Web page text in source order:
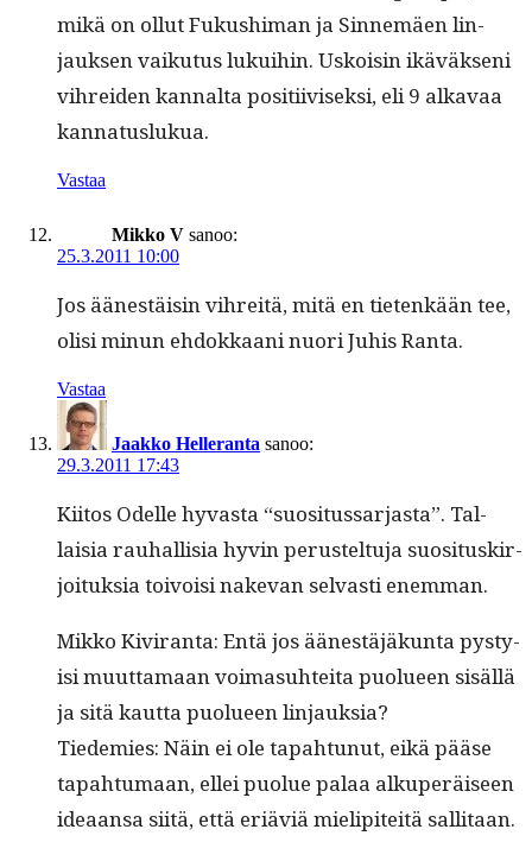
mikä on ollut Fukushi­man ja Sin­nemäen lin­
jauk­sen vaiku­tus lukui­hin. Uskoisin ikäväk­seni
vihrei­den kannal­ta posi­ti­ivisek­si, eli 9 alka­vaa
kannatuslukua.
Vastaa
Mikko V sanoo:
25.3.2011 10:00
Jos äänestäisin vihre­itä, mitä en tietenkään tee,
olisi min­un ehdokkaani nuori Juhis Ranta.
Vastaa
Jaakko Helleranta sanoo:
29.3.2011 17:43
Kiitos Odelle hyvas­ta “suosi­tus­sar­jas­ta”. Tal­
laisia rauhal­lisia hyvin perustel­tu­ja suosi­tuskir­
joituk­sia toivoisi nake­van sel­vasti enemman.
Mikko Kivi­ran­ta: Entä jos äänestäjäkun­ta pysty­
isi muut­ta­maan voima­suhtei­ta puolueen sisäl­lä
ja sitä kaut­ta puolueen linjauksia?
Tiedemies: Näin ei ole tapah­tunut, eikä pääse
tapah­tu­maan, ellei puolue palaa alku­peräiseen
ideaansa siitä, että eriäviä mielip­iteitä sallitaan.